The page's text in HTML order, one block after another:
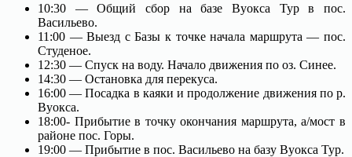
10:30 — Общий сбор на базе Вуокса Тур в пос.
Васильево.
11:00 — Выезд с Базы к точке начала маршрута — пос.
Студеное.
12:30 — Спуск на воду. Начало движения по оз. Синее.
14:30 — Остановка для перекуса.
16:00 — Посадка в каяки и продолжение движения по р.
Вуокса.
18:00- Прибытие в точку окончания маршрута, а/мост в
районе пос. Горы.
19:00 — Прибытие в пос. Васильево на базу Вуокса Тур.